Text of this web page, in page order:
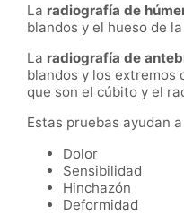
La radiografía de
blandos y el hueso de
La radiografía de
blandos y los extremos
que son el cúbito y el
Estas pruebas ayudan
Dolor
Sensibilidad
Hinchazón
Deformidad